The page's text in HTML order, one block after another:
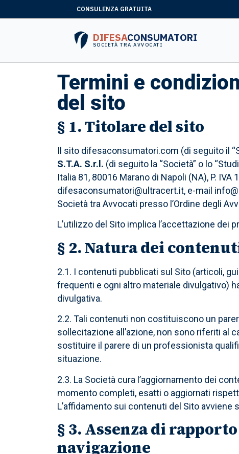
CONSULENZA GRATUITA
DIFESACONSUMATORI
SOCIETÀ TRA AVVOCATI
Termini e
del sito
§ 1. Titolare del sito
Il sito difesaconsumatori.com (di seguito il
S.T.A. S.r.l. (di seguito la “Società” o lo
Italia 81, 80016 Marano di Napoli (NA), P. IVA
difesaconsumatori@ultracert.it, e-mail
Società tra Avvocati presso l’Ordine degli
L’utilizzo del Sito implica l’accettazione dei
§ 2. Natura dei
2.1. I contenuti pubblicati sul Sito (articoli,
frequenti e ogni altro materiale divulgativo)
divulgativa.
2.2. Tali contenuti non costituiscono un
sollecitazione all’azione, non sono riferiti al
sostituire il parere di un professionista
situazione.
2.3. La Società cura l’aggiornamento dei
momento completi, esatti o aggiornati
L’affidamento sui contenuti del Sito avviene
§ 3. Assenza di
navigazione